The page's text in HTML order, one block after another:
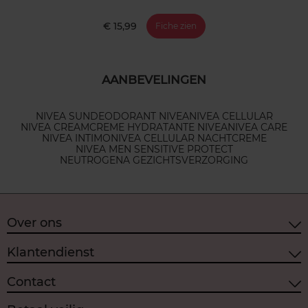
€ 15,99 Fiche zien
AANBEVELINGEN
NIVEA SUNDEODORANT NIVEANIVEA CELLULAR
NIVEA CREAMCREME HYDRATANTE NIVEANIVEA CARE
NIVEA INTIMONIVEA CELLULAR NACHTCREME
NIVEA MEN SENSITIVE PROTECT
NEUTROGENA GEZICHTSVERZORGING
Over ons
Klantendienst
Contact